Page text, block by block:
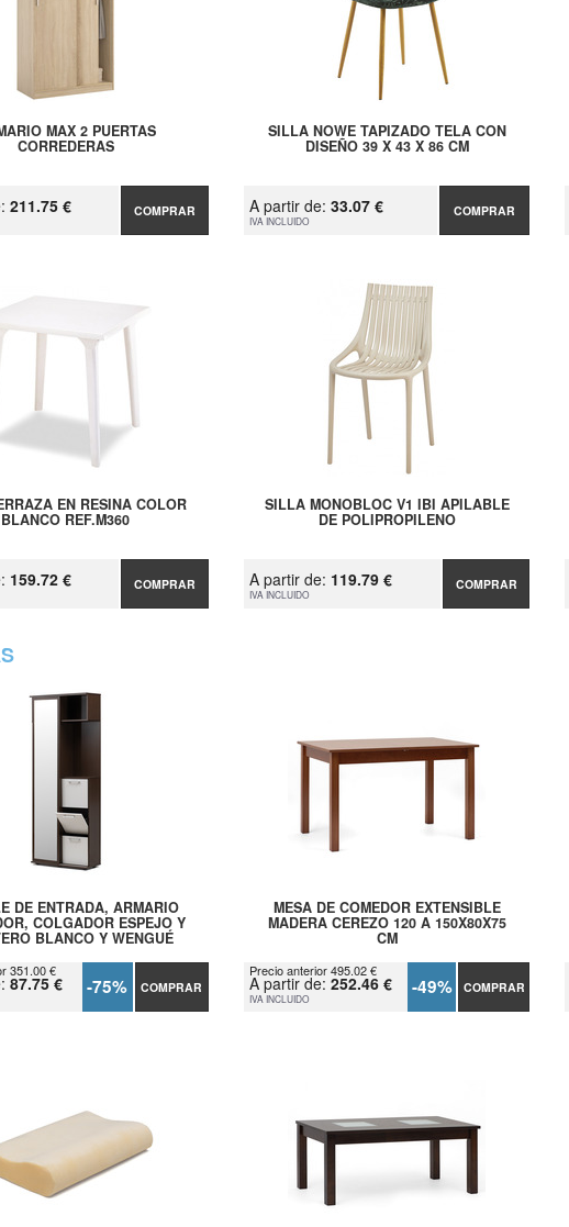
MAX 2 PUERTAS
CORREDERAS
211.75 € COMPRAR
SILLA NOWE TAPIZADO TELA CON
DISEÑO 39 X 43 X 86 CM
A partir de: 33.07 €
IVA INCLUIDO
COMPRAR
EN RESINA COLOR
BLANCO REF.M360
159.72 € COMPRAR
SILLA MONOBLOC V1 IBI APILABLE
DE POLIPROPILENO
A partir de: 119.79 €
IVA INCLUIDO
COMPRAR
DE ENTRADA, ARMARIO
COLGADOR ESPEJO Y
BLANCO Y WENGUÉ
351.00 €
87.75 € -75% COMPRAR
MESA DE COMEDOR EXTENSIBLE
MADERA CEREZO 120 A 150X80X75
CM
Precio anterior 495.02 €
A partir de: 252.46 €
IVA INCLUIDO -49% COMPRAR